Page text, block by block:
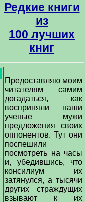
Редкие книги
из
100 лучших
книг
Предоставляю моим
читателям самим
догадаться, как
восприняли наши
ученые мужи
предложения своих
оппонентов. Тут они
поспешили
посмотреть на часы
и, убедившись, что
консилиум их
затянулся, а тысячи
других страждущих
взывают к их